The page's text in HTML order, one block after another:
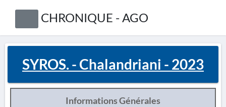
CHRONIQUE - AGO
SYROS. - Chalandriani - 2023
Informations Générales